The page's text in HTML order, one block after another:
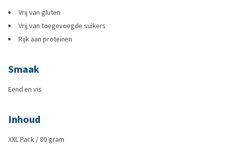
Vrij van gluten
Vrij van toegevoegde suikers
Rijk aan proteïnen
Smaak
Eend en vis
Inhoud
XXL Pack / 80 gram